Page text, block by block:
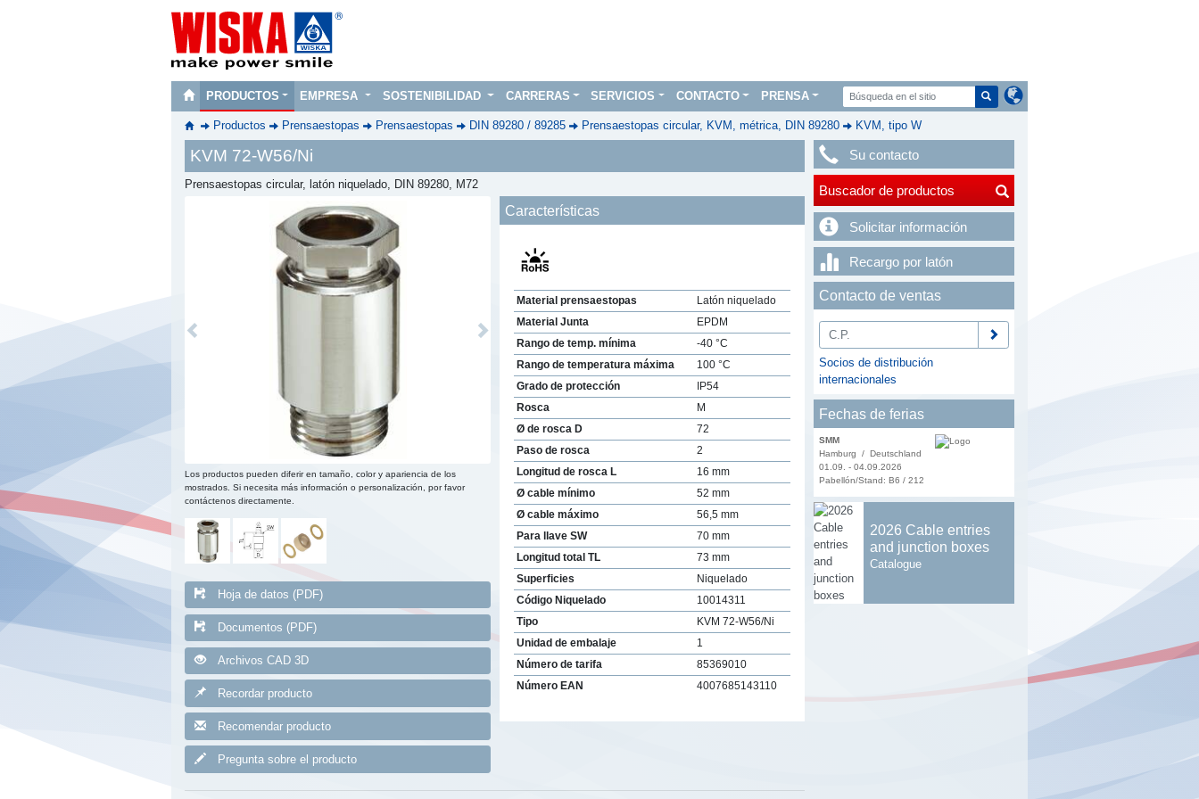
PRODUCTOS EMPRESA SOSTENIBILIDAD CARRERAS SERVICIOS CONTACTO PRENSA
Productos Prensaestopas Prensaestopas DIN 89280 / 89285 Prensaestopas circular, KVM, métrica, DIN 89280 KVM, tipo W
KVM 72-W56/Ni
Prensaestopas circular, latón niquelado, DIN 89280, M72
Previous Next
Los productos pueden diferir en tamaño, color y apariencia de los
mostrados. Si necesita más información o personalización, por favor
contáctenos directamente.
Hoja de datos (PDF)
Documentos (PDF)
Archivos CAD 3D
Recordar producto
Recomendar producto
Pregunta sobre el producto
Características
Material prensaestopas
Latón niquelado
Material Junta
EPDM
Rango de temp. mínima
-40 °C
Rango de temperatura máxima
100 °C
Grado de protección
IP54
Rosca
M
Ø de rosca D
72
Paso de rosca
2
Longitud de rosca L
16 mm
Ø cable mínimo
52 mm
Ø cable máximo
56,5 mm
Para llave SW
70 mm
Longitud total TL
73 mm
Superficies
Niquelado
Código Niquelado
10014311
Tipo
KVM 72-W56/Ni
Unidad de embalaje
1
Número de tarifa
85369010
Número EAN
4007685143110
Su contacto
Buscador de productos
Solicitar información
Recargo por latón
Contacto de ventas
Socios de distribución
internacionales
Fechas de ferias
SMM
Hamburg / Deutschland
01.09. - 04.09.2026
Pabellón/Stand: B6 / 212
2026 Cable entries
and junction boxes
Catalogue